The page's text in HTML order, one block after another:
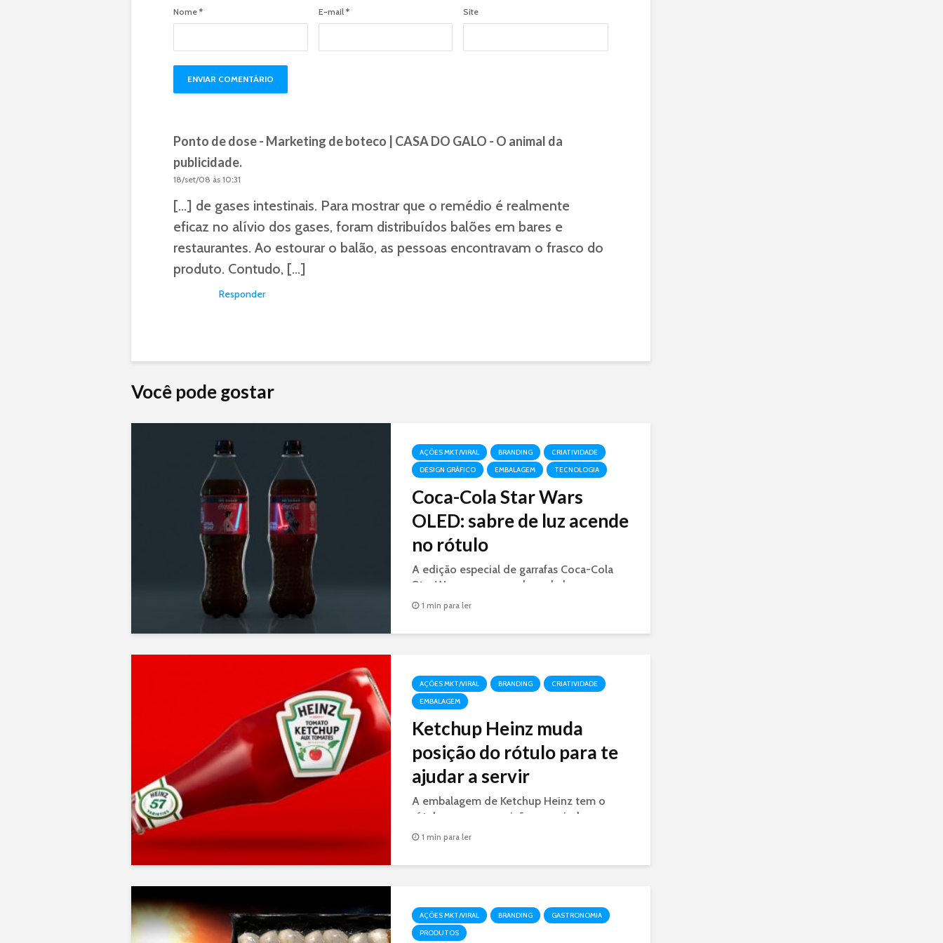
Nome * E-mail * Site
Ponto de dose - Marketing de boteco | CASA DO GALO - O animal da
publicidade.
18/set/08 às 10:31
[…] de gases intestinais. Para mostrar que o remédio é realmente
eficaz no alívio dos gases, foram distribuídos balões em bares e
restaurantes. Ao estourar o balão, as pessoas encontravam o frasco do
produto. Contudo, […]
Responder
Você pode gostar
AÇÕES MKT/VIRAL BRANDING
CRIATIVIDADE
DESIGN GRÁFICO
EMBALAGEM TECNOLOGIA
Coca-Cola Star Wars
OLED: sabre de luz acende
no rótulo
A edição especial de garrafas Coca-Cola
Star Wars, possuem sabres de luz nas cores
azul e vermelho que ficam iluminados
1 min para ler
AÇÕES MKT/VIRAL BRANDING
CRIATIVIDADE
EMBALAGEM
Ketchup Heinz muda
posição do rótulo para te
ajudar a servir
A embalagem de Ketchup Heinz tem o
rótulo em nova posição para ajudar o
consumidor a servir a quantidade certa de
1 min para ler
AÇÕES MKT/VIRAL BRANDING
GASTRONOMIA
PRODUTOS